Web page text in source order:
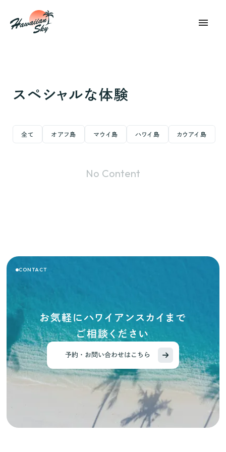
menu
スペシャルな体験
全て オアフ島 マウイ島 ハワイ島 カウアイ島
No Content
CONTACT
お気軽にハワイアンスカイまで
ご相談ください
予約・お問い合わせはこちら